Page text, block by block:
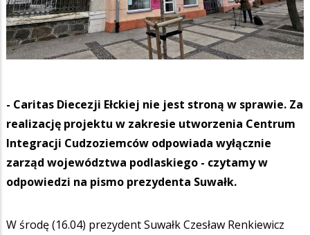
- Caritas Diecezji Ełckiej nie jest stroną w sprawie. Za
realizację projektu w zakresie utworzenia Centrum
Integracji Cudzoziemców odpowiada wyłącznie
zarząd województwa podlaskiego - czytamy w
odpowiedzi na pismo prezydenta Suwałk.
W środę (16.04) prezydent Suwałk Czesław Renkiewicz